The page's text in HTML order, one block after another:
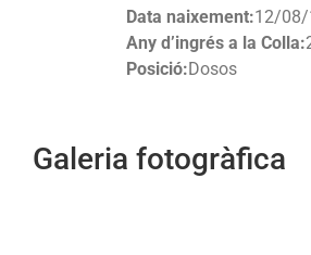
Data naixement:12/08/
Any d’ingrés a la Colla:
Posició:Dosos
Galeria fotogràfica